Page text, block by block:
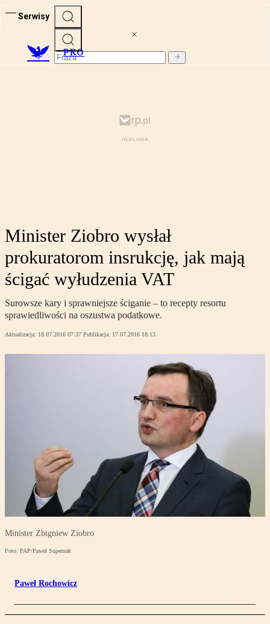
Serwisy
PRO
Minister Ziobro wysłał
prokuratorom insrukcję, jak mają
ścigać wyłudzenia VAT
Surowsze kary i sprawniejsze ściganie – to recepty resortu
sprawiedliwości na oszustwa podatkowe.
Aktualizacja: 18.07.2016 07:37 Publikacja: 17.07.2016 18:13
Minister Zbigniew Ziobro
Foto: PAP/Paweł Supernak
Paweł Rochowicz